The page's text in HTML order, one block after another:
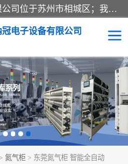
苏州纳冠电子设备有限公司位于苏州市相城区；我司依托国外先进技术结合国内用户的需求，为客户提供具有WMS功能的超低湿快速除湿电子防潮，压缩空气连续干燥柜、智能物料管理氮气储物柜、自制氮氮气柜、防潮氮气组合柜、不锈钢洁净氮气柜、洁净储物柜、石墨舟柜、亮灯导引丝网板存储柜、PCB柔性板气密干燥柜等
电子设备有限公司
> 氮气柜 > 东莞氮气柜 智能全自动
氮气柜
干燥箱